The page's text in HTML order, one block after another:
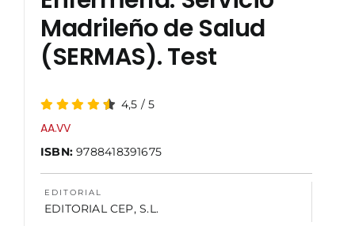
NOSOTROS
Madrileño de Salud
(SERMAS). Test
4,5 /5
AA.VV
ISBN:9788418391675
EDITORIAL
EDITORIAL CEP, S.L.